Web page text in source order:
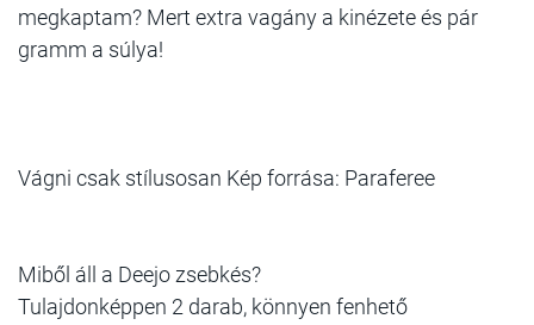
megkaptam? Mert extra vagány a kinézete és pár
gramm a súlya!
Vágni csak stílusosan Kép forrása: Paraferee
Miből áll a Deejo zsebkés?
Tulajdonképpen 2 darab, könnyen fenhető